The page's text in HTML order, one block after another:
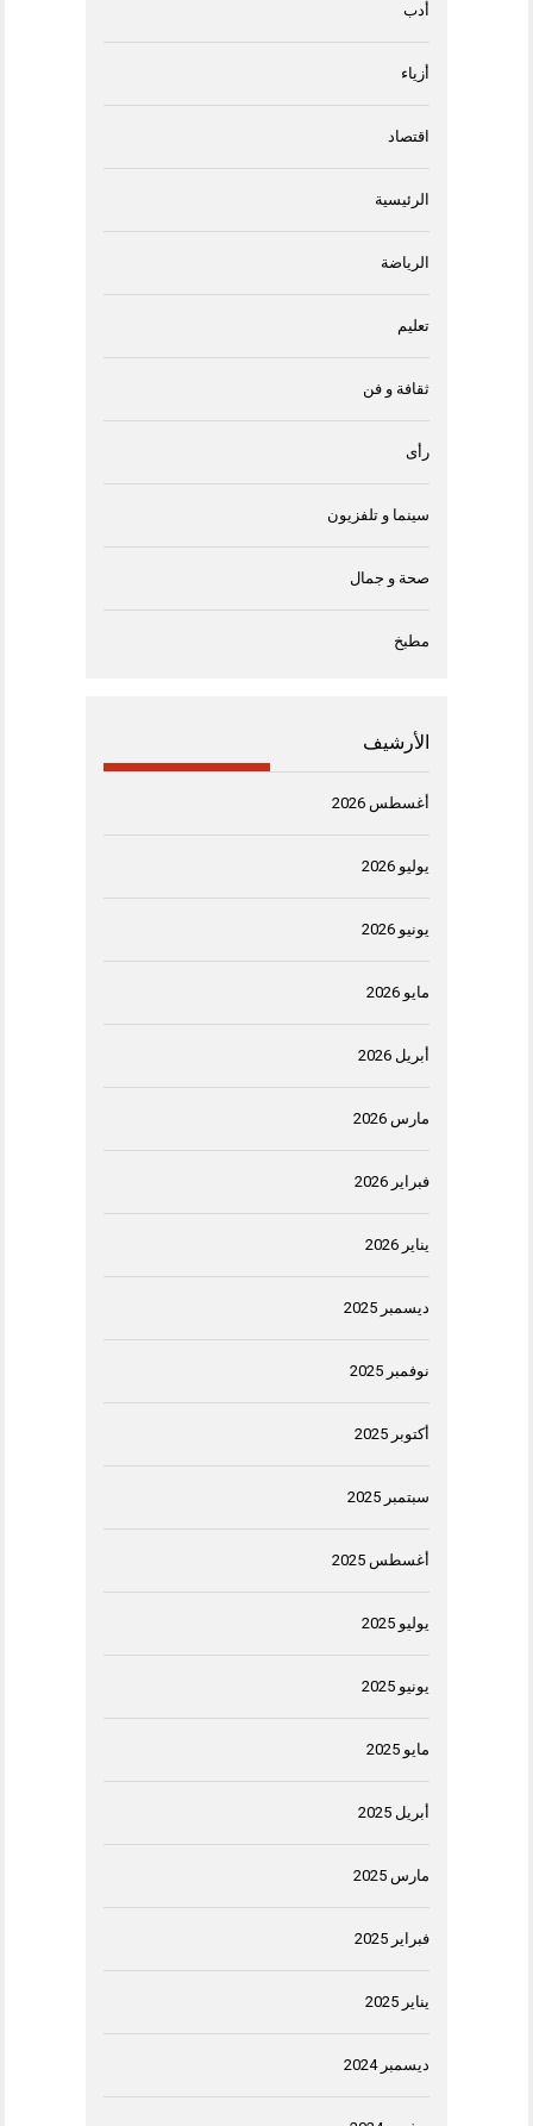
أدب
أزياء
اقتصاد
الرئيسية
الرياضة
تعليم
ثقافة و فن
رأى
سينما و تلفزيون
صحة و جمال
مطبخ
الأرشيف
أغسطس 2026
يوليو 2026
يونيو 2026
مايو 2026
أبريل 2026
مارس 2026
فبراير 2026
يناير 2026
ديسمبر 2025
نوفمبر 2025
أكتوبر 2025
سبتمبر 2025
أغسطس 2025
يوليو 2025
يونيو 2025
مايو 2025
أبريل 2025
مارس 2025
فبراير 2025
يناير 2025
ديسمبر 2024